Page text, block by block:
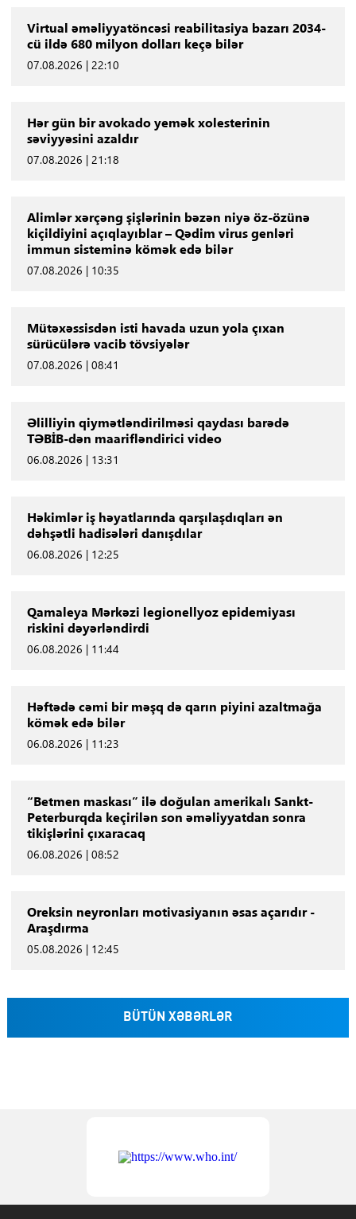
Virtual əməliyyatöncəsi reabilitasiya bazarı 2034-
cü ildə 680 milyon dolları keçə bilər
07.08.2026 | 22:10
Hər gün bir avokado yemək xolesterinin
səviyyəsini azaldır
07.08.2026 | 21:18
Alimlər xərçəng şişlərinin bəzən niyə öz-özünə
kiçildiyini açıqlayıblar – Qədim virus genləri
immun sisteminə kömək edə bilər
07.08.2026 | 10:35
Mütəxəssisdən isti havada uzun yola çıxan
sürücülərə vacib tövsiyələr
07.08.2026 | 08:41
Əlilliyin qiymətləndirilməsi qaydası barədə
TƏBİB-dən maarifləndirici video
06.08.2026 | 13:31
Həkimlər iş həyatlarında qarşılaşdıqları ən
dəhşətli hadisələri danışdılar
06.08.2026 | 12:25
Qamaleya Mərkəzi legionellyoz epidemiyası
riskini dəyərləndirdi
06.08.2026 | 11:44
Həftədə cəmi bir məşq də qarın piyini azaltmağa
kömək edə bilər
06.08.2026 | 11:23
“Betmen maskası” ilə doğulan amerikalı Sankt-
Peterburqda keçirilən son əməliyyatdan sonra
tikişlərini çıxaracaq
06.08.2026 | 08:52
Oreksin neyronları motivasiyanın əsas açarıdır -
Araşdırma
05.08.2026 | 12:45
BÜTÜN XƏBƏRLƏR